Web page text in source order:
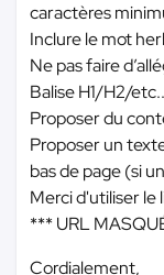
caractères
Inclure le mot
Ne pas faire
Balise H1/H2/
Proposer du
Proposer un
bas de page (si
Merci d'utiliser le
*** URL
Cordialement,